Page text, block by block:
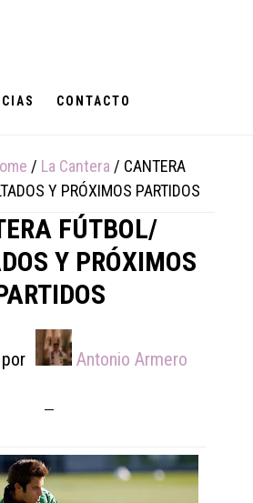
CONTACTO
/ La Cantera / CANTERA
Y PRÓXIMOS PARTIDOS
FÚTBOL/
Y PRÓXIMOS
por Antonio Armero